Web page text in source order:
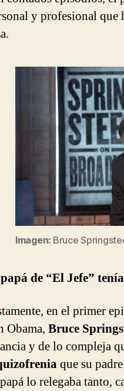
y profesional que
Imagen: Bruce
de “El Jefe”
en el primer
Obama, Bruce
y de lo compleja
que su
lo relegaba tanto,